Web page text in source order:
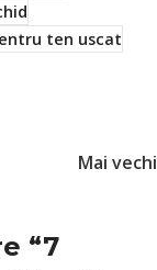
ten uscat
Mai vechi
“7